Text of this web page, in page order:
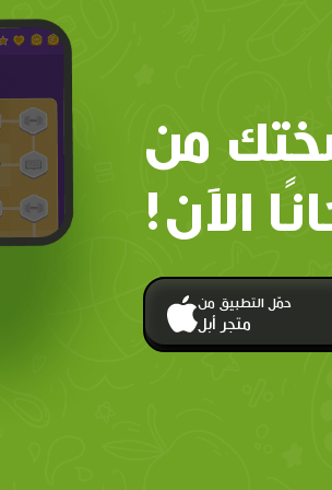
من
الآن!
حمّل التطبيق من
متجر أبل